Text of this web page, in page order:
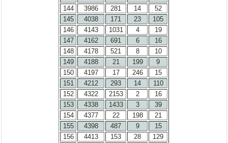
144
3986 281 14
52
145
4038 171 23
105
146
4143 1031 4
19
147
4162 691 6
16
148
4178 521 8
10
149
4188 21 199
9
150
4197 17 246
15
151
4212 293 14
110
152
4322 2153 2
16
153
4338 1433 3
39
154
4377 22 198
21
155
4398 487 9
15
156
4413 153 28
129